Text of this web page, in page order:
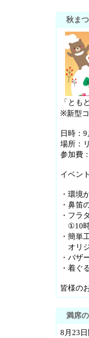
秋ま
「とも
※新型
日時：
場所：
参加費
イベン
・環境
・鼻笛
・フラ
①10
・簡単
オリ
・バザ
・着ぐ
皆様の
満席
8月23